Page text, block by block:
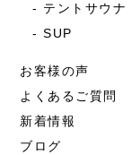
テントサウナ
SUP
お客様の声
よくあるご質問
新着情報
ブログ